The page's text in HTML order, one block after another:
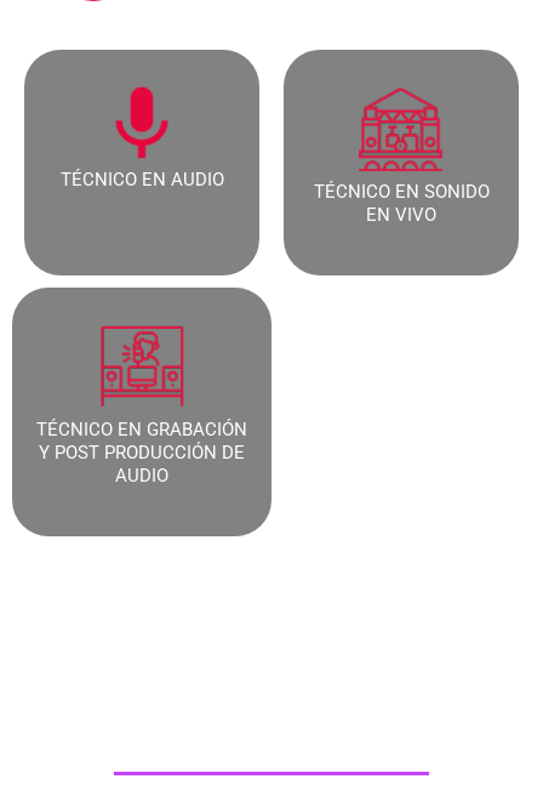
TÉCNICO EN AUDIO​
TÉCNICO EN SONIDO
EN VIVO
TÉCNICO EN GRABACIÓN
Y POST PRODUCCIÓN DE
AUDIO